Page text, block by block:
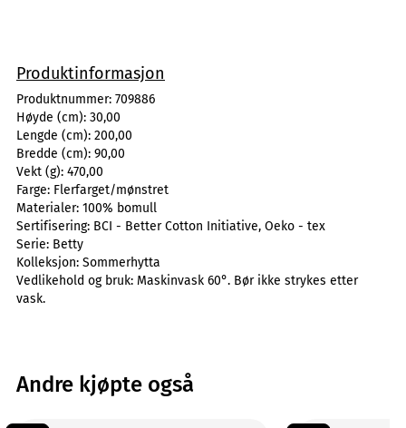
Produktinformasjon
Produktnummer: 709886
Høyde (cm): 30,00
Lengde (cm): 200,00
Bredde (cm): 90,00
Vekt (g): 470,00
Farge: Flerfarget/mønstret
Materialer: 100% bomull
Sertifisering: BCI - Better Cotton Initiative, Oeko - tex
Serie: Betty
Kolleksjon: Sommerhytta
Vedlikehold og bruk: Maskinvask 60°. Bør ikke strykes etter
vask.
Andre kjøpte også